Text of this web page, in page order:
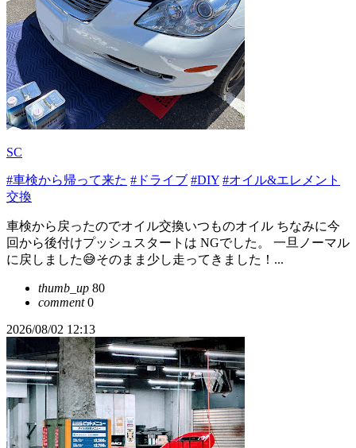
SC
#車検から帰って来た #ドライブ #DIY #オイル&エレメント
交換
車検から戻ったのでオイル交換いつものオイル ちなみに今
回から後付けプッシュスタートは NGでした。 一旦ノーマル
に戻しました😅そのまま少し走ってきました！...
thumb_up 80
comment0
2026/08/02 12:13